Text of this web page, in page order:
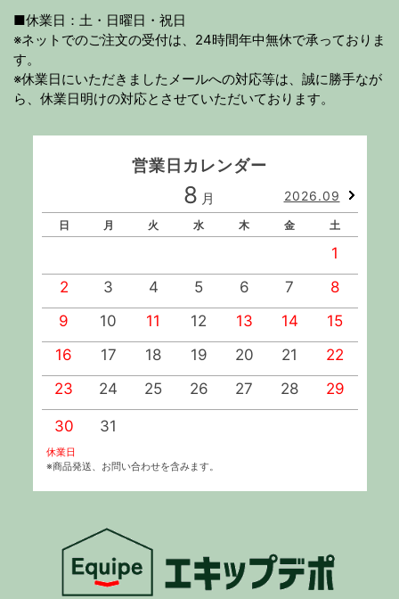
■休業日：土・日曜日・祝日
※ネットでのご注文の受付は、24時間年中無休で承っておりま
す。
※休業日にいただきましたメールへの対応等は、誠に勝手なが
ら、休業日明けの対応とさせていただいております。
営業日カレンダー
8 月 2026.09
日 月 火 水 木 金 土
1
2
3 4 5 6 7
8
9
10 11 12 13 14
15
16
17 18 19 20 21
22
23
24 25 26 27 28 29
30 31
休業日
※商品発送、お問い合わせを含みます。